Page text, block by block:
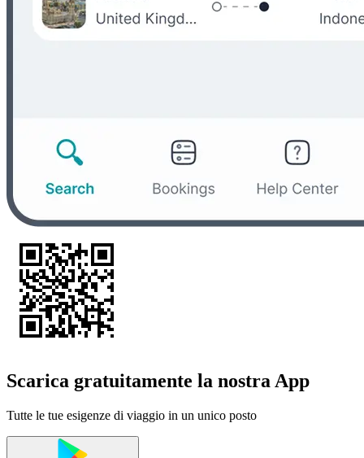
Scarica gratuitamente la nostra App
Tutte le tue esigenze di viaggio in un unico posto